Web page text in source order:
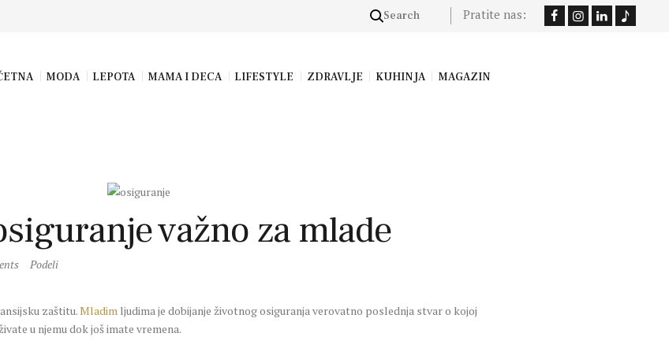
Pratite nas:
MODA LEPOTA MAMA I DECA LIFESTYLE ZDRAVLJE KUHINJA MAGAZIN
važno za mlade
Podeli
zaštitu.Mladim ljudima je dobijanje životnog osiguranja verovatno poslednja stvar o kojoj
u njemu dok još imate vremena.